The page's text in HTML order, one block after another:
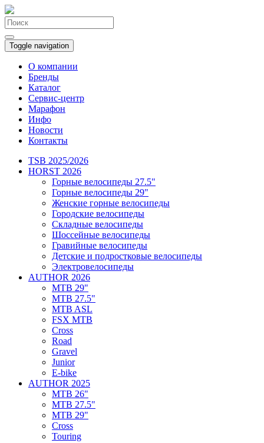
Toggle navigation
О компании
Бренды
Каталог
Сервис-центр
Марафон
Инфо
Новости
Контакты
TSB 2025/2026
HORST 2026
Горные велосипеды 27.5"
Горные велосипеды 29"
Женские горные велосипеды
Городские велосипеды
Складные велосипеды
Шоссейные велосипеды
Гравийные велосипеды
Детские и подростковые велосипеды
Электровелосипеды
AUTHOR 2026
MTB 29"
MTB 27.5"
MTB ASL
FSX MTB
Cross
Road
Gravel
Junior
E-bike
AUTHOR 2025
MTB 26"
MTB 27.5"
MTB 29"
Cross
Touring